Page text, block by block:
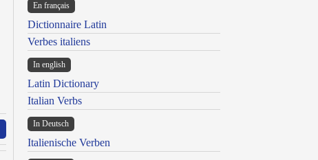
En français
Dictionnaire Latin
Verbes italiens
In english
Latin Dictionary
Italian Verbs
In Deutsch
Italienische Verben